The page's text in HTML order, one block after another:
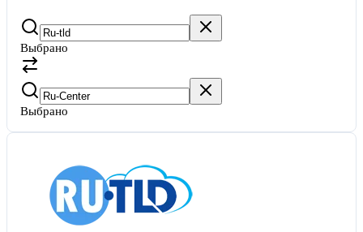
Выбрано
Выбрано